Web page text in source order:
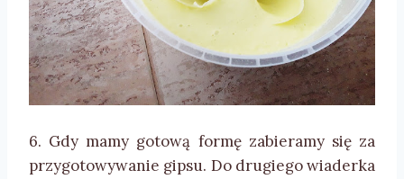
6. Gdy mamy gotową formę zabieramy się za
przygotowywanie gipsu. Do drugiego wiaderka